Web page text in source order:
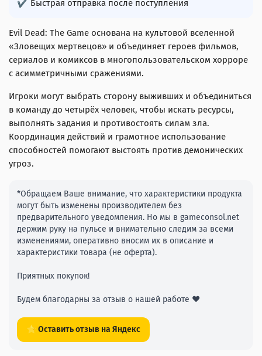
✔ Быстрая отправка после поступления
Evil Dead: The Game основана на культовой вселенной
«Зловещих мертвецов» и объединяет героев фильмов,
сериалов и комиксов в многопользовательском хорроре
с асимметричными сражениями.
Игроки могут выбрать сторону выживших и объединиться
в команду до четырёх человек, чтобы искать ресурсы,
выполнять задания и противостоять силам зла.
Координация действий и грамотное использование
способностей помогают выстоять против демонических
угроз.
*Обращаем Ваше внимание, что характеристики продукта
могут быть изменены производителем без
предварительного уведомления. Но мы в gameconsol.net
держим руку на пульсе и внимательно следим за всеми
изменениями, оперативно вносим их в описание и
характеристики товара (не оферта).
Приятных покупок!
Будем благодарны за отзыв о нашей работе ❤️
⭐ Оставить отзыв на Яндекс